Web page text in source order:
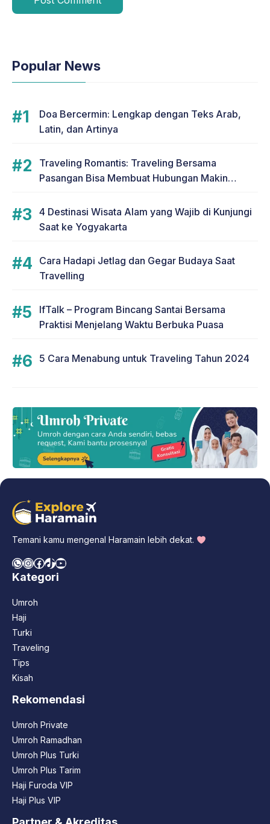
Popular News
Doa Bercermin: Lengkap dengan Teks Arab,
Latin, dan Artinya
Traveling Romantis: Traveling Bersama
Pasangan Bisa Membuat Hubungan Makin
4 Destinasi Wisata Alam yang Wajib di Kunjungi
Saat ke Yogyakarta
Cara Hadapi Jetlag dan Gegar Budaya Saat
Travelling
IfTalk – Program Bincang Santai Bersama
Praktisi Menjelang Waktu Berbuka Puasa
5 Cara Menabung untuk Traveling Tahun 2024
Temani kamu mengenal Haramain lebih dekat.
WhatsApp
Instagram
Facebook
TikTok
YouTube
Kategori
Umroh
Haji
Turki
Traveling
Tips
Kisah
Rekomendasi
Umroh Private
Umroh Ramadhan
Umroh Plus Turki
Umroh Plus Tarim
Haji Furoda VIP
Haji Plus VIP